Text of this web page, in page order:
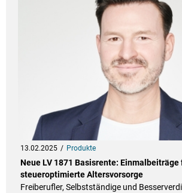
13.02.2025 Produkte
Neue LV 1871 Basisrente: Einmalbeiträge
steueroptimierte Altersvorsorge
Freiberufler, Selbstständige und